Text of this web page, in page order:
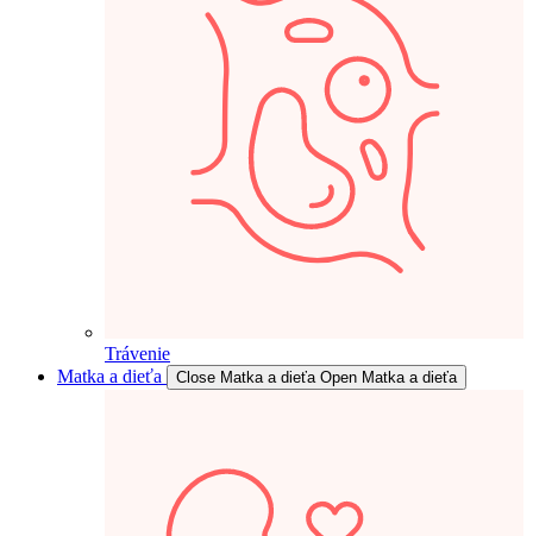
Trávenie
Matka a dieťa
Close Matka a dieťa Open Matka a dieťa